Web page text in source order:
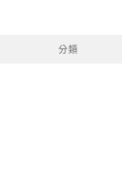
分類